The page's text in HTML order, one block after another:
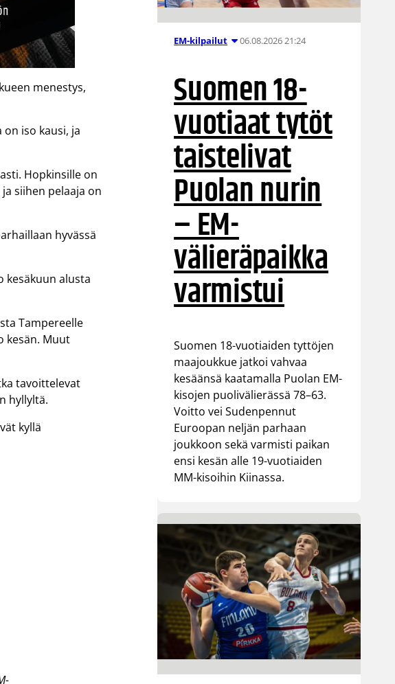
menestys,
iso kausi, ja
Hopkinsille on
siihen pelaaja on
hyvässä
kesäkuun alusta
Tampereelle
kesän. Muut
tavoittelevat
hyllyltä.
kyllä
EM-kilpailut 06.08.2026 21:24
Suomen 18-
vuotiaat tytöt
taistelivat
Puolan nurin
– EM-
välieräpaikka
varmistui
Suomen 18-vuotiaiden tyttöjen
maajoukkue jatkoi vahvaa
kesäänsä kaatamalla Puolan EM-
kisojen puolivälierässä 78–63.
Voitto vei Sudenpennut
Euroopan neljän parhaan
joukkoon sekä varmisti paikan
ensi kesän alle 19-vuotiaiden
MM-kisoihin Kiinassa.